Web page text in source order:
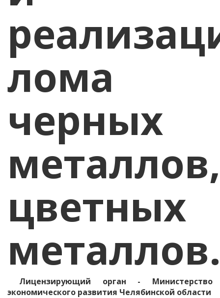
лома
черных
металлов,
цветных
Лицензирующий орган - Министерство
экономического развития Челябинской области